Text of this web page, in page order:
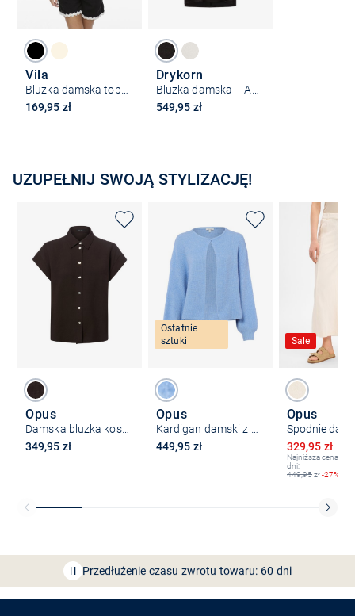
Vila
Bluzka damska top - VIManda
169,95 zł
Drykorn
Bluzka damska – Alaria
549,95 zł
UZUPEŁNIJ SWOJĄ STYLIZACJĘ!
Opus
Damska bluzka koszulowa z zawartością lnu - Falvia
349,95 zł
Ostatnie
sztuki
Opus
449,95 zł
Sale
Opus
Obniżona
329,95 zł
Najniższa cena z
dni:
449,95zł-27%
Przedłużenie czasu zwrotu towaru: 60 dni
Odkryj aplikację VANGRAAF